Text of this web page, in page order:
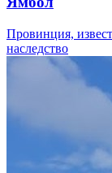
Провинция,
наследство